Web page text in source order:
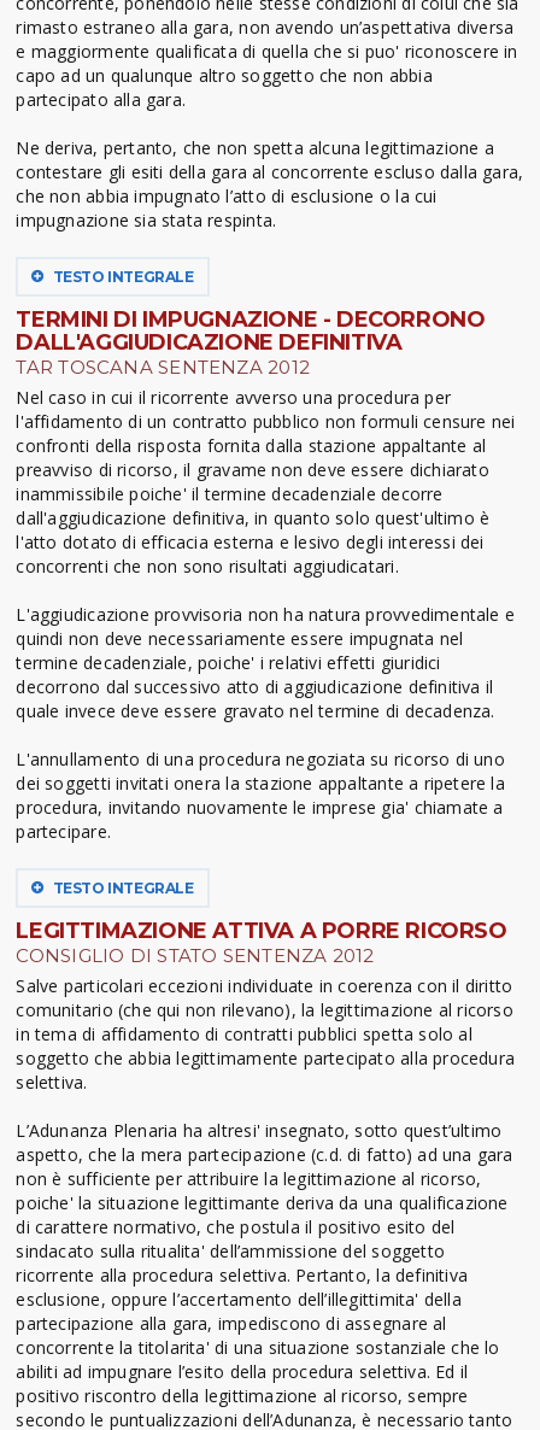
rimasto estraneo alla gara, non avendo un’aspettativa diversa
e maggiormente qualificata di quella che si puo' riconoscere in
capo ad un qualunque altro soggetto che non abbia
partecipato alla gara.
Ne deriva, pertanto, che non spetta alcuna legittimazione a
contestare gli esiti della gara al concorrente escluso dalla gara,
che non abbia impugnato l’atto di esclusione o la cui
impugnazione sia stata respinta.
TESTO INTEGRALE
TERMINI DI IMPUGNAZIONE - DECORRONO
DALL'AGGIUDICAZIONE DEFINITIVA
TAR TOSCANA SENTENZA 2012
Nel caso in cui il ricorrente avverso una procedura per
l'affidamento di un contratto pubblico non formuli censure nei
confronti della risposta fornita dalla stazione appaltante al
preavviso di ricorso, il gravame non deve essere dichiarato
inammissibile poiche' il termine decadenziale decorre
dall'aggiudicazione definitiva, in quanto solo quest'ultimo è
l'atto dotato di efficacia esterna e lesivo degli interessi dei
concorrenti che non sono risultati aggiudicatari.
L'aggiudicazione provvisoria non ha natura provvedimentale e
quindi non deve necessariamente essere impugnata nel
termine decadenziale, poiche' i relativi effetti giuridici
decorrono dal successivo atto di aggiudicazione definitiva il
quale invece deve essere gravato nel termine di decadenza.
L'annullamento di una procedura negoziata su ricorso di uno
dei soggetti invitati onera la stazione appaltante a ripetere la
procedura, invitando nuovamente le imprese gia' chiamate a
partecipare.
TESTO INTEGRALE
LEGITTIMAZIONE ATTIVA A PORRE RICORSO
CONSIGLIO DI STATO SENTENZA 2012
Salve particolari eccezioni individuate in coerenza con il diritto
comunitario (che qui non rilevano), la legittimazione al ricorso
in tema di affidamento di contratti pubblici spetta solo al
soggetto che abbia legittimamente partecipato alla procedura
selettiva.
L’Adunanza Plenaria ha altresi' insegnato, sotto quest’ultimo
aspetto, che la mera partecipazione (c.d. di fatto) ad una gara
non è sufficiente per attribuire la legittimazione al ricorso,
poiche' la situazione legittimante deriva da una qualificazione
di carattere normativo, che postula il positivo esito del
sindacato sulla ritualita' dell’ammissione del soggetto
ricorrente alla procedura selettiva. Pertanto, la definitiva
esclusione, oppure l’accertamento dell’illegittimita' della
partecipazione alla gara, impediscono di assegnare al
concorrente la titolarita' di una situazione sostanziale che lo
abiliti ad impugnare l’esito della procedura selettiva. Ed il
positivo riscontro della legittimazione al ricorso, sempre
secondo le puntualizzazioni dell’Adunanza, è necessario tanto